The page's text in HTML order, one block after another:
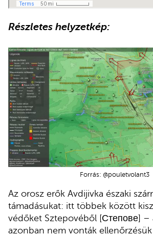
Részletes helyzetkép:
Forrás: @pouletvolant3
Az orosz erők Avdijivka északi
támadásukat: itt többek között
védőket Sztepovéből [Степове] –
azonban nem vonták ellenőrzésük